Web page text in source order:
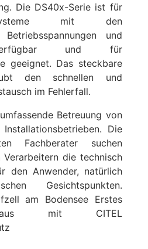
Die DS40x-Serie ist für
mit den
Betriebsspannungen und
und für
geeignet. Das steckbare
den schnellen und
im Fehlerfall.
Betreuung von
Die
Fachberater suchen
die technisch
den Anwender, natürlich
Gesichtspunkten.
am Bodensee Erstes
mit CITEL